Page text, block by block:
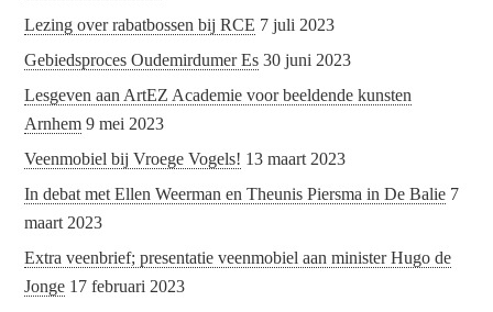
Lezing over rabatbossen bij RCE 7 juli 2023
Gebiedsproces Oudemirdumer Es 30 juni 2023
Lesgeven aan ArtEZ Academie voor beeldende kunsten
Arnhem 9 mei 2023
Veenmobiel bij Vroege Vogels! 13 maart 2023
In debat met Ellen Weerman en Theunis Piersma in De Balie 7
maart 2023
Extra veenbrief; presentatie veenmobiel aan minister Hugo de
Jonge 17 februari 2023